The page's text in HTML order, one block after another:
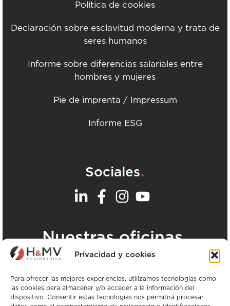
Privacidad y cookies
Para ofrecer las mejores experiencias, utilizamos tecnologías como
las cookies para almacenar y/o acceder a la información del
dispositivo. Consentir estas tecnologías nos permitirá procesar
Política de cookies
Declaración sobre esclavitud moderna y trata de
seres humanos
Informe sobre diferencias salariales entre
hombres y mujeres
Pie de imprenta / Impressum
Informe ESG
Sociales.
Nuestras oficinas.
Ver todas las oficinas de H&MV